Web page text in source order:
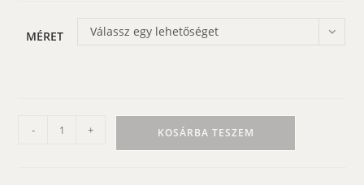
MÉRET Válassz egy lehetőséget
Skótkockás
- + KOSÁRBA TESZEM